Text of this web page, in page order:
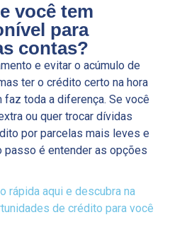
você tem
para
contas?
e evitar o acúmulo de
ter o crédito certo na hora
faz toda a diferença. Se você
ou quer trocar dívidas
por parcelas mais leves e
passo é entender as opções
rápida aqui e descubra na
de crédito para você